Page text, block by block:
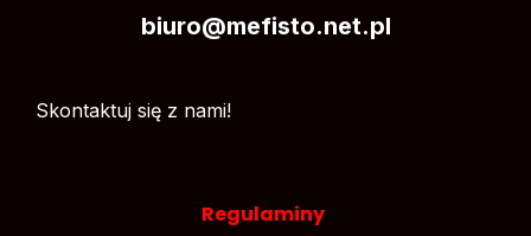
biuro@mefisto.net.pl
Skontaktuj się z nami!
Regulaminy